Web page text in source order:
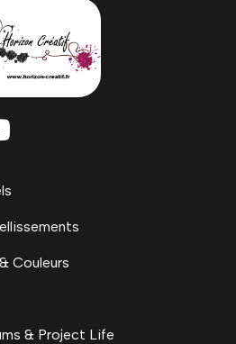
Couleurs
& Project Life